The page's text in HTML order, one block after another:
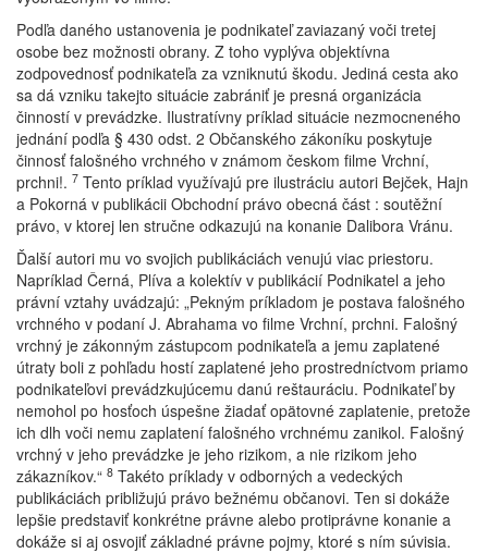
Podľa daného ustanovenia je podnikateľ zaviazaný voči tretej
osobe bez možnosti obrany. Z toho vyplýva objektívna
zodpovednosť podnikateľa za vzniknutú škodu. Jediná cesta ako
sa dá vzniku takejto situácie zabrániť je presná organizácia
činností v prevádzke. Ilustratívny príklad situácie nezmocneného
jednání podľa § 430 odst. 2 Občanského zákoníku poskytuje
činnosť falošného vrchného v známom českom filme Vrchní,
prchni!. 7 Tento príklad využívajú pre ilustráciu autori Bejček, Hajn
a Pokorná v publikácii Obchodní právo obecná část : soutěžní
právo, v ktorej len stručne odkazujú na konanie Dalibora Vránu.
Ďalší autori mu vo svojich publikáciách venujú viac priestoru.
Napríklad Černá, Plíva a kolektív v publikácií Podnikatel a jeho
právní vztahy uvádzajú: „Pekným príkladom je postava falošného
vrchného v podaní J. Abrahama vo filme Vrchní, prchni. Falošný
vrchný je zákonným zástupcom podnikateľa a jemu zaplatené
útraty boli z pohľadu hostí zaplatené jeho prostredníctvom priamo
podnikateľovi prevádzkujúcemu danú reštauráciu. Podnikateľ by
nemohol po hosťoch úspešne žiadať opätovné zaplatenie, pretože
ich dlh voči nemu zaplatení falošného vrchnému zanikol. Falošný
vrchný v jeho prevádzke je jeho rizikom, a nie rizikom jeho
zákazníkov.“ 8 Takéto príklady v odborných a vedeckých
publikáciách približujú právo bežnému občanovi. Ten si dokáže
lepšie predstaviť konkrétne právne alebo protiprávne konanie a
dokáže si aj osvojiť základné právne pojmy, ktoré s ním súvisia.